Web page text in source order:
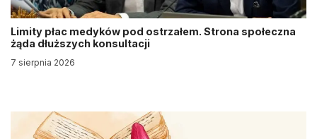
Limity płac medyków pod ostrzałem. Strona społeczna
żąda dłuższych konsultacji
7 sierpnia 2026